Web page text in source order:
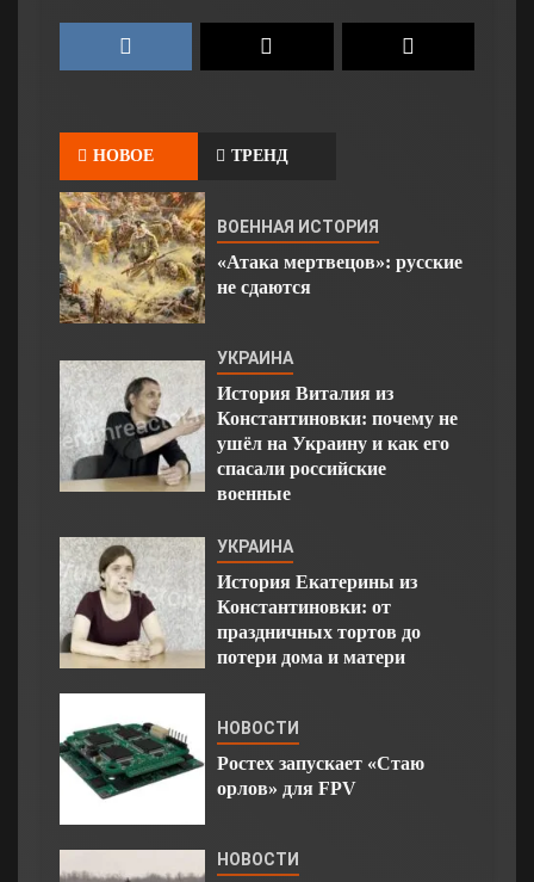
НОВОЕ ТРЕНД
ВОЕННАЯ ИСТОРИЯ
«Атака мертвецов»: русские
не сдаются
УКРАИНА
История Виталия из
Константиновки: почему не
ушёл на Украину и как его
спасали российские
военные
УКРАИНА
История Екатерины из
Константиновки: от
праздничных тортов до
потери дома и матери
НОВОСТИ
Ростех запускает «Стаю
орлов» для FPV
НОВОСТИ